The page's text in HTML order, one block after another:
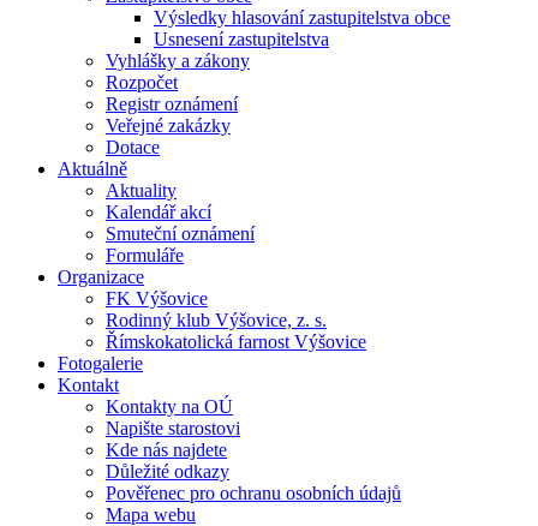
Výsledky hlasování zastupitelstva obce
Usnesení zastupitelstva
Vyhlášky a zákony
Rozpočet
Registr oznámení
Veřejné zakázky
Dotace
Aktuálně
Aktuality
Kalendář akcí
Smuteční oznámení
Formuláře
Organizace
FK Výšovice
Rodinný klub Výšovice, z. s.
Římskokatolická farnost Výšovice
Fotogalerie
Kontakt
Kontakty na OÚ
Napište starostovi
Kde nás najdete
Důležité odkazy
Pověřenec pro ochranu osobních údajů
Mapa webu